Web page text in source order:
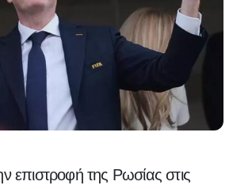
επιστροφή της Ρωσίας στις